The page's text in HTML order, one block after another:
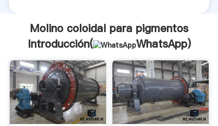
Molino coloidal para pigmentos
Introducción(
WhatsApp)